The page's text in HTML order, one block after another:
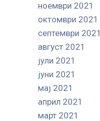
ноември 2021
октомври 2021
септември 2021
август 2021
јули 2021
јуни 2021
мај 2021
април 2021
март 2021